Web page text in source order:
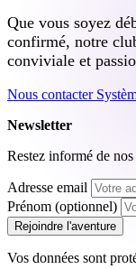
Que vous soyez
confirmé, notre
conviviale et
Nous contacter
Newsletter
Restez informé de
Adresse email
Prénom (optionnel)
Rejoindre l'aventure
Vos données sont